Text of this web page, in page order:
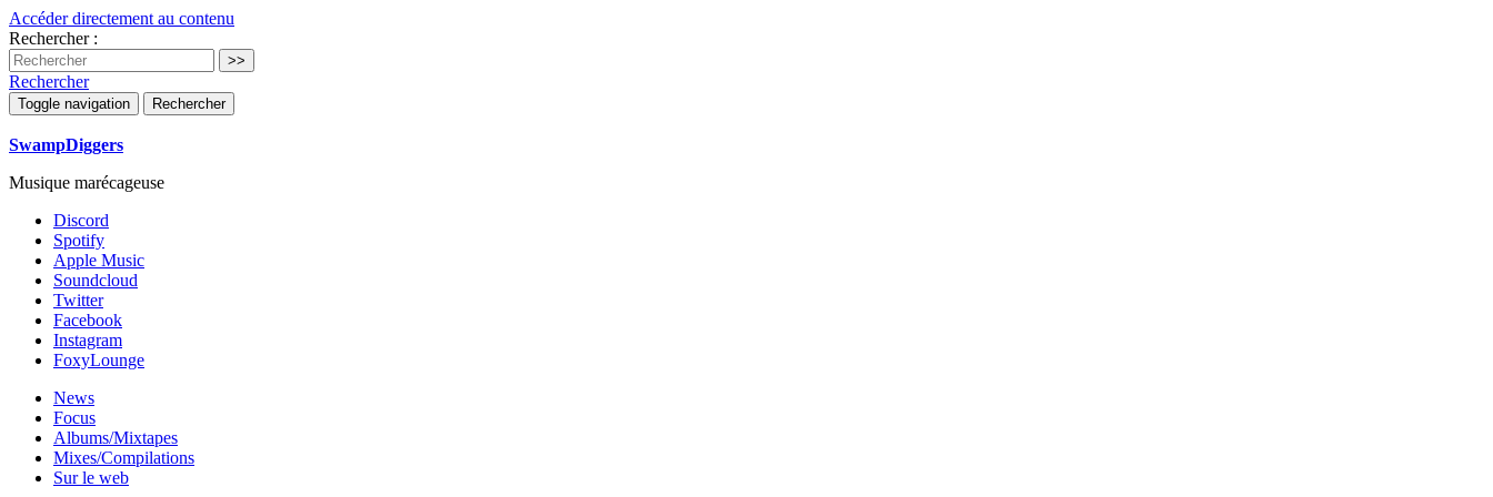
Accéder directement au contenu
Rechercher :
Rechercher
Toggle navigation Rechercher
SwampDiggers
Musique marécageuse
Discord
Spotify
Apple Music
Soundcloud
Twitter
Facebook
Instagram
FoxyLounge
News
Focus
Albums/Mixtapes
Mixes/Compilations
Sur le web